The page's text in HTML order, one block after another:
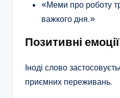
«Меми про роботу
важкого дня.»
Позитивні емоції
Іноді слово
приємних переживань.